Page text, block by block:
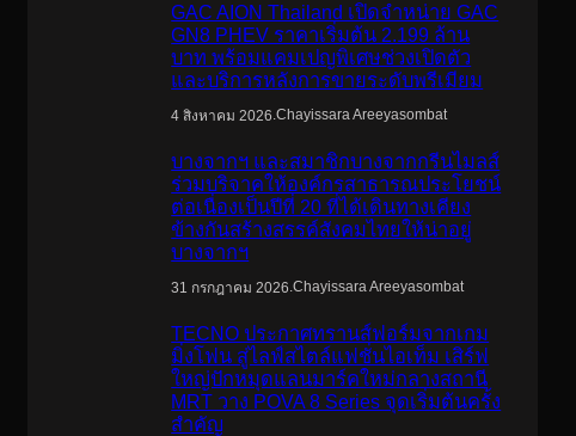
GAC AION Thailand เปิดจำหน่าย GAC
GN8 PHEV ราคาเริ่มต้น 2.199 ล้าน
บาท พร้อมแคมเปญพิเศษช่วงเปิดตัว
และบริการหลังการขายระดับพรีเมียม
4 สิงหาคม 2026.Chayissara Areeyasombat
บางจากฯ และสมาชิกบางจากกรีนไมลส์
ร่วมบริจาคให้องค์กรสาธารณประโยชน์
ต่อเนื่องเป็นปีที่ 20 ที่ได้เดินทางเคียง
ข้างกันสร้างสรรค์สังคมไทยให้น่าอยู่
บางจากฯ
31 กรกฎาคม 2026.Chayissara Areeyasombat
TECNO ประกาศทรานส์ฟอร์มจากเกม
มิ่งโฟน สู่ไลฟ์สไตล์แฟชั่นไอเท็ม เสิร์ฟ
ใหญ่ปักหมุดแลนมาร์คใหม่กลางสถานี
MRT วาง POVA 8 Series จุดเริ่มต้นครั้ง
สำคัญ